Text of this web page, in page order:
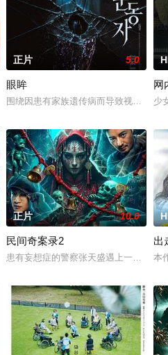
们愿望的神秘零食，以及人们来到那
正片 5.0
眼眸
围绕因患有家族遗传病而导致视力逐渐
网
少
的神像杀人事件，勘案过程中，牵引出
正片 10.0
民间奇案录2
患有妄想症的警察张天盛遇上一起离奇
出
本